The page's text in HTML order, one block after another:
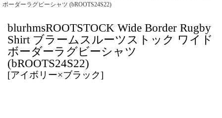
ボーダーラグビーシャツ (bROOTS24S22)
blurhmsROOTSTOCK Wide Border Rugby
Shirt ブラームスルーツストック ワイド
ボーダーラグビーシャツ
(bROOTS24S22)
[アイボリー×ブラック]